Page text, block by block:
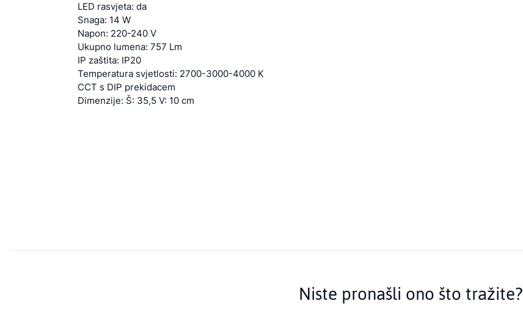
LED rasvjeta: da
Snaga: 14 W
Napon: 220-240 V
Ukupno lumena: 757 Lm
IP zaštita: IP20
Temperatura svjetlosti: 2700-3000-4000 K
CCT s DIP prekidacem
Dimenzije: Š: 35,5 V: 10 cm
Niste pronašli ono što tražite?